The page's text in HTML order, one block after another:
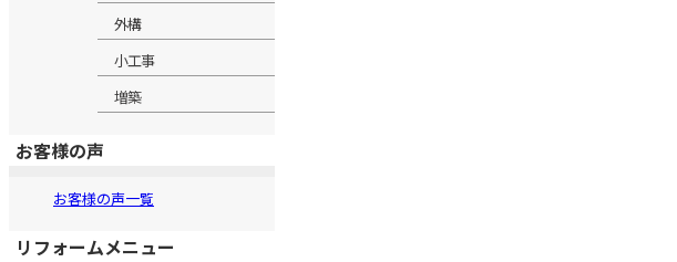
外構
小工事
増築
お客様の声
お客様の声一覧
リフォームメニュー